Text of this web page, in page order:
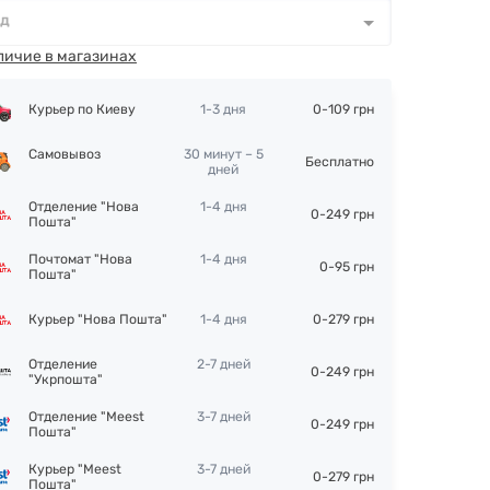
*
в магазинах
Курьер по Киеву 1-3 дня 0-109 грн
Самовывоз
30 минут – 5
дней
Бесплатно
Отделение "Нова
Пошта"
1-4 дня 0-249 грн
Почтомат "Нова
Пошта"
1-4 дня 0-95 грн
Курьер "Нова Пошта" 1-4 дня 0-279 грн
Отделение
"Укрпошта"
2-7 дней 0-249 грн
Отделение "Meest
Пошта"
3-7 дней 0-249 грн
Курьер "Meest
Пошта"
3-7 дней 0-279 грн